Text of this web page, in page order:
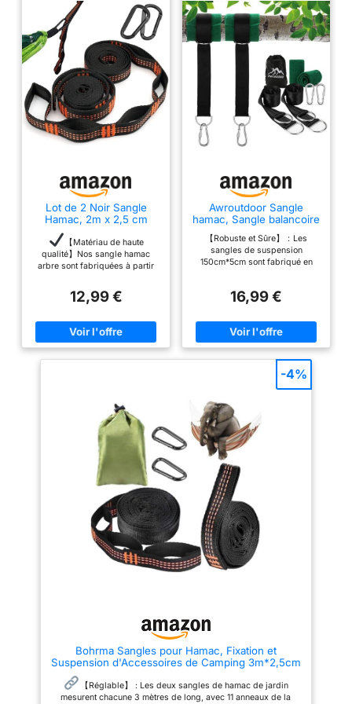
Lot de 2 Noir Sangle
Hamac, 2m x 2,5 cm
Suspendu Fixation en
Polyester
【Matériau de haute
qualité】Nos sangle hamac
arbre sont fabriquées à partir
première qualité,
méticuleusement conçues avec
à triple couture qui garantit que
chaque sangle peut supporter
un poids impressionnant allant
jusqu'à 300 kg, pour que vos
balancoire arbre mesure 2
mètres de long et 2,5
centimètres de large, avec une
boucle 5+1 (une boucle à une
extrémité et cinq à l'autre) pour
s'adapter sans effort aux
différentes distances entre les
arbres ou les points d'ancrage.
【Capacité de charge
supérieure】Le choix de fibres
de polyester de haute qualité
garantit non seulement la
solidité et la capacité de charge
exceptionnelles de nos hamac
leur permet de conserver une
lorsqu'elles sont constamment
exposées à l'extérieur.
【Facilité d'utilisation】Pour les
installer, il suffit d'enrouler une
12,99 €
Awroutdoor Sangle
hamac, Sangle balancoire
Arbre, Fixation de
Balançoire pour Hamac
pour Arbres 2 x 150 cm
avec D-Ring - Deux
Charge Max 500KG
【Robuste et Sûre】：Les
sangles de suspension
150cm*5cm sont fabriqué en
charge maximale de 500 kg.
pouvez la balançoire dans une
installation minute et sans
difficultés et aucun outil requis.
simplement l'arbre par les les
crochets solides. Le hamac
s'attache parfaitement aux
arbres, au bois ou au métal.
【Deux Mousquetons a Verrous
】：Chaque kit de fixation vient
avec une paire additionnelle de
mousquetons avec clip très
solide pour un ancrage ferme et
offrir plus de sécurité. Avec ce
kit, vous n’aurez plus à vous
soucier de la sécurité de vos
enfants lorsqu’ils s’amuseront
sur la balançoire. 【Facile à
Ranger et Transporter】：Kit de
fixation pour hamac est livré
dans un petit sac de rangement
bien pratique，qui permet de
sangle de l'arbre s'adapte aux
classiques, balançoires de
jardin, balançoires pour tout-
véranda/patio et le hamac à
camping, le hamac à randonnée
16,99 €
Bohrma Sangles pour Hamac, Fixation et
Suspension d'Accessoires de Camping 3m*2,5cm
avec 2 Mousquetons et Sac de Transport
【Réglable】 : Les deux sangles de hamac de jardin
mesurent chacune 3 mètres de long, avec 11 anneaux de la
-4%